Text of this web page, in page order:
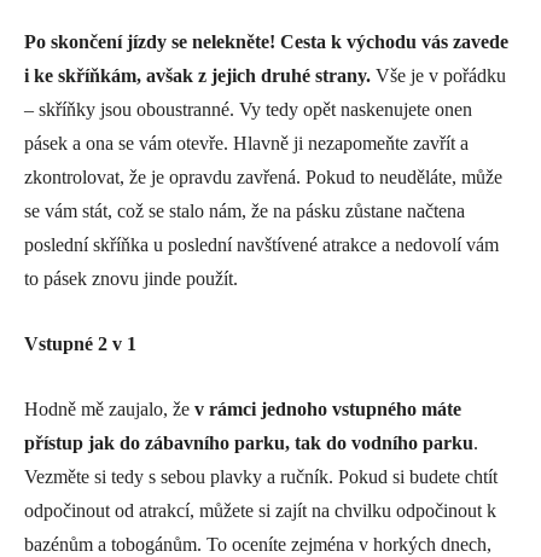
Po skončení jízdy se nelekněte! Cesta k východu vás zavede
i ke skříňkám, avšak z jejich druhé strany. Vše je v pořádku
– skříňky jsou oboustranné. Vy tedy opět naskenujete onen
pásek a ona se vám otevře. Hlavně ji nezapomeňte zavřít a
zkontrolovat, že je opravdu zavřená. Pokud to neuděláte, může
se vám stát, což se stalo nám, že na pásku zůstane načtena
poslední skříňka u poslední navštívené atrakce a nedovolí vám
to pásek znovu jinde použít.
Vstupné 2 v 1
Hodně mě zaujalo, že v rámci jednoho vstupného máte
přístup jak do zábavního parku, tak do vodního parku.
Vezměte si tedy s sebou plavky a ručník. Pokud si budete chtít
odpočinout od atrakcí, můžete si zajít na chvilku odpočinout k
bazénům a tobogánům. To oceníte zejména v horkých dnech,